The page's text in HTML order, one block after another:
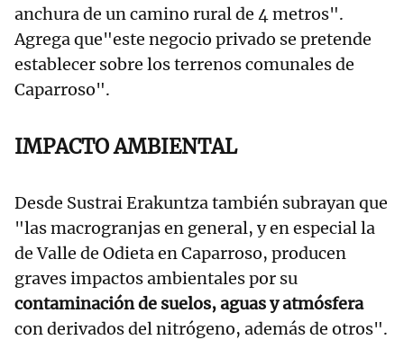
anchura de un camino rural de 4 metros".
Agrega que"este negocio privado se pretende
establecer sobre los terrenos comunales de
Caparroso".
IMPACTO AMBIENTAL
Desde Sustrai Erakuntza también subrayan que
"las macrogranjas en general, y en especial la
de Valle de Odieta en Caparroso, producen
graves impactos ambientales por su
contaminación de suelos, aguas y atmósfera
con derivados del nitrógeno, además de otros".